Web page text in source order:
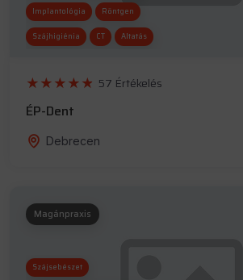
Implantológia Röntgen
Szájhigiénia CT Altatás
57 Értékelés
ÉP-Dent
Debrecen
Magánpraxis
Szájsebészet